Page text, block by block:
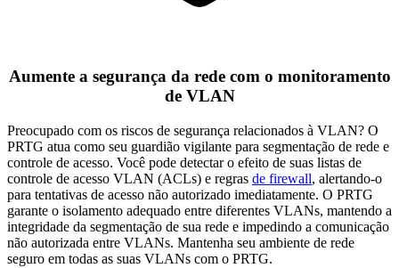
Aumente a segurança da rede com o monitoramento
de VLAN
Preocupado com os riscos de segurança relacionados à VLAN? O
PRTG atua como seu guardião vigilante para segmentação de rede e
controle de acesso. Você pode detectar o efeito de suas listas de
controle de acesso VLAN (ACLs) e regras de firewall, alertando-o
para tentativas de acesso não autorizado imediatamente. O PRTG
garante o isolamento adequado entre diferentes VLANs, mantendo a
integridade da segmentação de sua rede e impedindo a comunicação
não autorizada entre VLANs. Mantenha seu ambiente de rede
seguro em todas as suas VLANs com o PRTG.